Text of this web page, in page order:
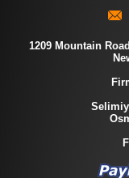
1209 Mountain